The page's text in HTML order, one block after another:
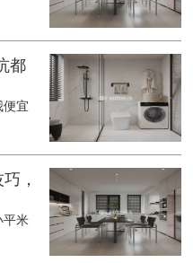
都
便宜
，
平米